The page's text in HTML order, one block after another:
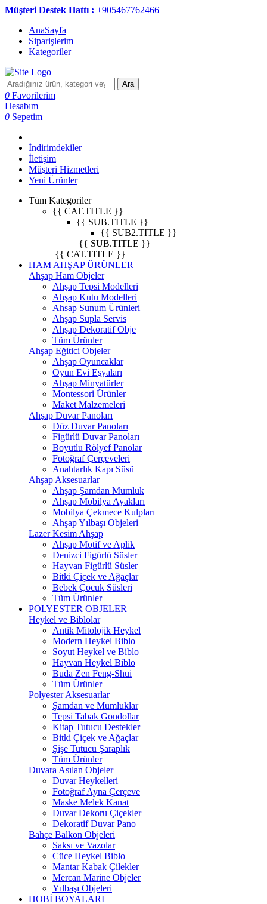
Müşteri Destek Hattı : +905467762466
AnaSayfa
Siparişlerim
Kategoriler
Ara
0 Favorilerim
Hesabım
0 Sepetim
İndirimdekiler
İletişim
Müşteri Hizmetleri
Yeni Ürünler
Tüm Kategoriler
{{ CAT.TITLE }}
{{ SUB.TITLE }}
{{ SUB2.TITLE }}
{{ SUB.TITLE }}
{{ CAT.TITLE }}
HAM AHŞAP ÜRÜNLER
Ahşap Ham Objeler
Ahşap Tepsi Modelleri
Ahşap Kutu Modelleri
Ahsap Sunum Ürünleri
Ahşap Supla Servis
Ahşap Dekoratif Obje
Tüm Ürünler
Ahşap Eğitici Objeler
Ahşap Oyuncaklar
Oyun Evi Eşyaları
Ahşap Minyatürler
Montessori Ürünler
Maket Malzemeleri
Ahşap Duvar Panoları
Düz Duvar Panoları
Figürlü Duvar Panoları
Boyutlu Rölyef Panolar
Fotoğraf Çerçeveleri
Anahtarlık Kapı Süsü
Ahşap Aksesuarlar
Ahşap Şamdan Mumluk
Ahşap Mobilya Ayakları
Mobilya Çekmece Kulpları
Ahşap Yılbaşı Objeleri
Lazer Kesim Ahşap
Ahşap Motif ve Aplik
Denizci Figürlü Süsler
Hayvan Figürlü Süsler
Bitki Çiçek ve Ağaçlar
Bebek Çocuk Süsleri
Tüm Ürünler
POLYESTER OBJELER
Heykel ve Biblolar
Antik Mitolojik Heykel
Modern Heykel Biblo
Soyut Heykel ve Biblo
Hayvan Heykel Biblo
Buda Zen Feng-Shui
Tüm Ürünler
Polyester Aksesuarlar
Şamdan ve Mumluklar
Tepsi Tabak Gondollar
Kitap Tutucu Destekler
Bitki Çiçek ve Ağaçlar
Şişe Tutucu Şaraplık
Tüm Ürünler
Duvara Asılan Objeler
Duvar Heykelleri
Fotoğraf Ayna Çerçeve
Maske Melek Kanat
Duvar Dekoru Çiçekler
Dekoratif Duvar Pano
Bahçe Balkon Objeleri
Saksı ve Vazolar
Cüce Heykel Biblo
Mantar Kabak Çilekler
Mercan Marine Objeler
Yılbaşı Objeleri
HOBİ BOYALARI